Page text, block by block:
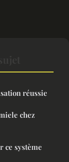
réussie
chez
ce système